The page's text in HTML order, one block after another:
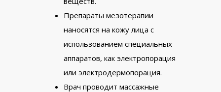
Препараты мезотерапии
наносятся на кожу лица с
использованием специальных
аппаратов, как электропорация
или электродермопорация.
Врач проводит массажные